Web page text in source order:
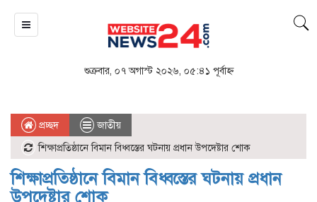
শুক্রবার, ০৭ অগাস্ট ২০২৬, ০৫:৪১ পূর্বাহ্ন
প্রচ্ছদ
জাতীয়
শিক্ষাপ্রতিষ্ঠানে বিমান বিধ্বস্তের ঘটনায় প্রধান উপদেষ্টার শোক
শিক্ষাপ্রতিষ্ঠানে বিমান বিধ্বস্তের ঘটনায় প্রধান
উপদেষ্টার শোক